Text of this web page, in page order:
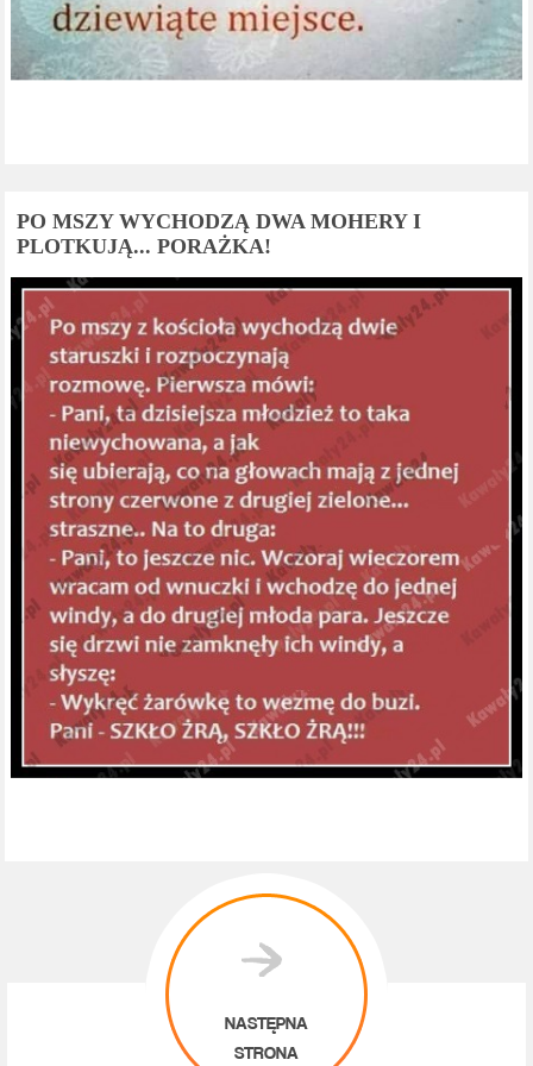
PO MSZY WYCHODZĄ DWA MOHERY I
PLOTKUJĄ... PORAŻKA!
NASTĘPNA
STRONA